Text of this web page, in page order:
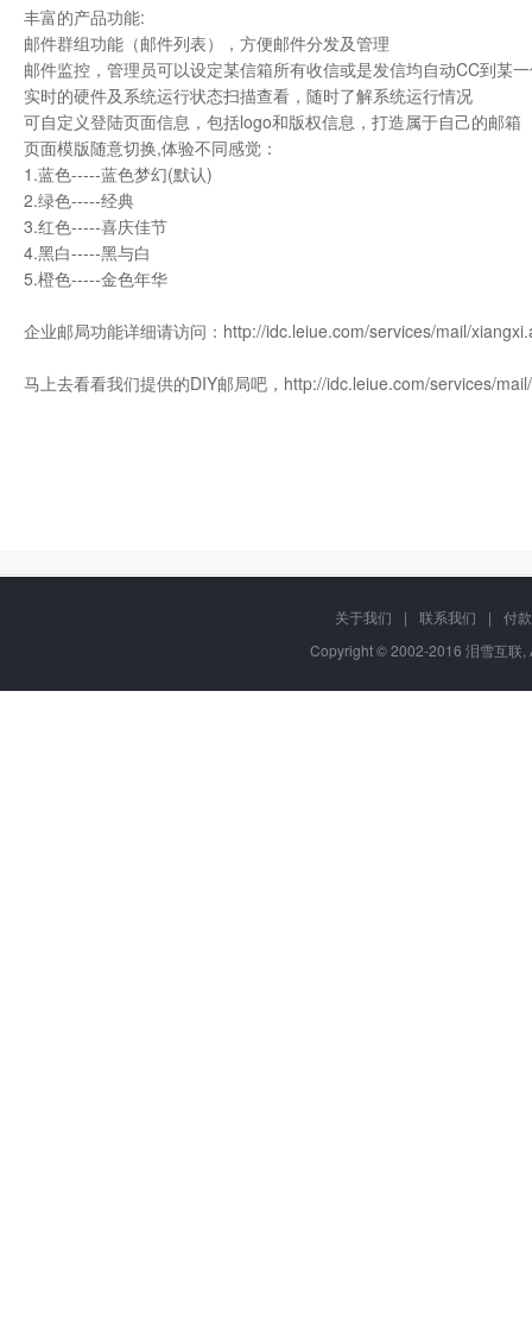
丰富的产品功能:
邮件群组功能（邮件列表），方便邮件分发及管理
邮件监控，管理员可以设定某信箱所有收信或是发信均自动CC到某
实时的硬件及系统运行状态扫描查看，随时了解系统运行情况
可自定义登陆页面信息，包括logo和版权信息，打造属于自己的邮箱
页面模版随意切换,体验不同感觉：
1.蓝色-----蓝色梦幻(默认)
2.绿色-----经典
3.红色-----喜庆佳节
4.黑白-----黑与白
5.橙色-----金色年华
企业邮局功能详细请访问： http://idc.leiue.com/services/mail/
马上去看看我们提供的DIY邮局吧， http://idc.leiue.com/services/mail/
关于我们 | 联系我们 |
付
Copyright © 2002-2016 泪雪互